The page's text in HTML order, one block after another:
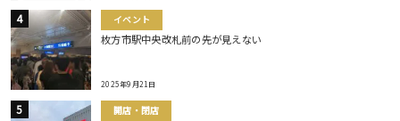
イベント
枚方市駅中央改札前の先が見えない
2025年9月21日
開店・閉店